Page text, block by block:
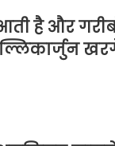
है और